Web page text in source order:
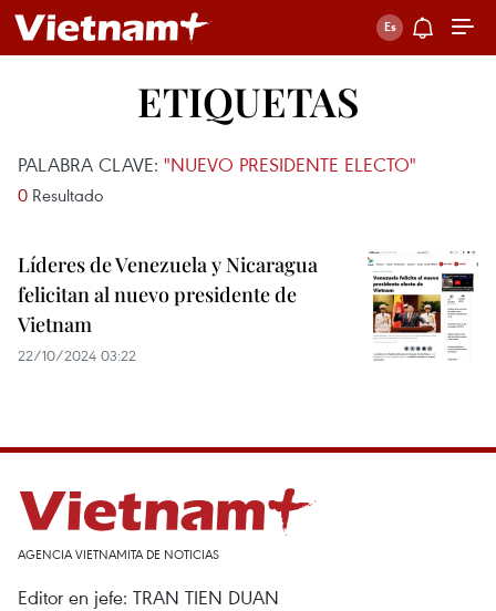
ETIQUETAS
PALABRA CLAVE: "NUEVO PRESIDENTE ELECTO"
0 Resultado
Líderes de Venezuela y Nicaragua
felicitan al nuevo presidente de
Vietnam
22/10/2024 03:22
AGENCIA VIETNAMITA DE NOTICIAS
Editor en jefe: TRAN TIEN DUAN